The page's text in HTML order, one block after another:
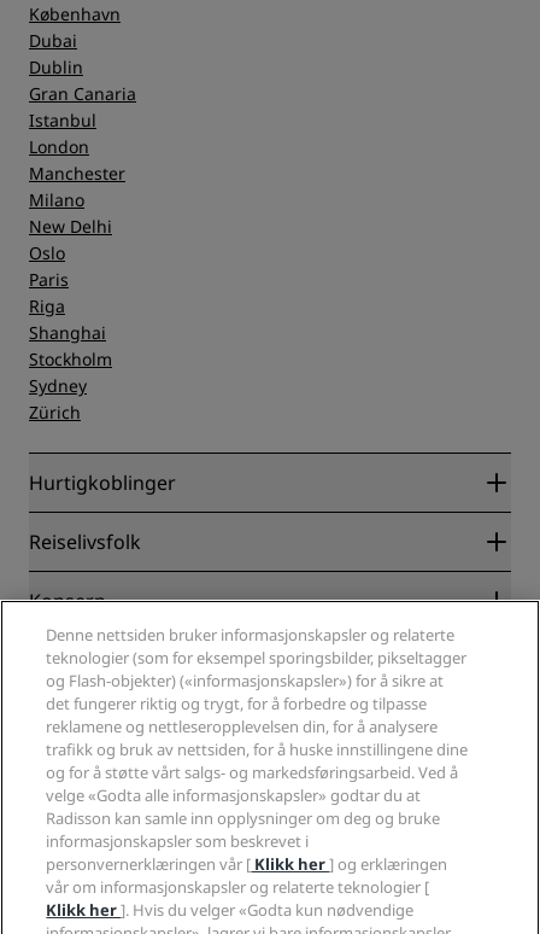
København
Dubai
Dublin
Gran Canaria
Istanbul
London
Manchester
Milano
New Delhi
Oslo
Paris
Riga
Shanghai
Stockholm
Sydney
Zürich
Hurtigkoblinger
Radisson Rewards
Blog
Nye hoteller og hoteller under utvikling
Radisson Hotels APP
Sportsgodkjente hoteller
Familievennlige hoteller
Helse og sikkerhet
Reiselivsfolk
Partnere
Konsern
Radisson Hotel Group
Presse
Jobb i RHG
Jobb i PPHE
Karriere EHL
The Club by RHG
Utviklingsmuligheter
Ansvarlig virksomhet
Innkjøp
Juridisk
Personvernsenter
Juridisk informasjon
Vilkår og betingelser for Radisson Rewards
Avtale om nettstedsbruk
Digital tilgjengelighet
Erklæring om moderne slaveri
Redegjørelse om våre aktsomhetsvuderinger
Hjelp
Forbrukervarsler
Kontakt
VANLIGE SPØRSMÅL
Sidekart
Sosiale medier
Radisson Hotels-merker
Denne nettsiden bruker informasjonskapsler og relaterte
teknologier (som for eksempel sporingsbilder, pikseltagger
og Flash-objekter) («informasjonskapsler») for å sikre at
det fungerer riktig og trygt, for å forbedre og tilpasse
reklamene og nettleseropplevelsen din, for å analysere
trafikk og bruk av nettsiden, for å huske innstillingene dine
og for å støtte vårt salgs- og markedsføringsarbeid. Ved å
velge «Godta alle informasjonskapsler» godtar du at
Radisson kan samle inn opplysninger om deg og bruke
informasjonskapsler som beskrevet i
personvernerklæringen vår [ Klikk her] og erklæringen
vår om informasjonskapsler og relaterte teknologier [
Klikk her]. Hvis du velger «Godta kun nødvendige